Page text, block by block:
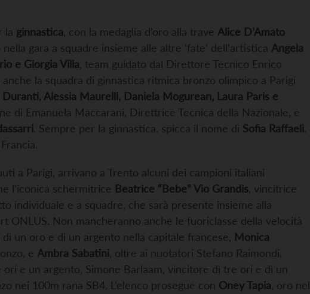
la ginnastica , con la medaglia d’oro alla trave Alice D’Amato
gara a squadre insieme alle altre ‘fate’ dell’artistica Angela
e Giorgia Villa , team guidato dal Direttore Tecnico Enrico
la squadra di ginnastica ritmica bronzo olimpico a Parigi
Alessia Maurelli, Daniela Mogurean, Laura Paris e
di Emanuela Maccarani, Direttrice Tecnica della Nazionale, e
. Sempre per la ginnastica, spicca il nome di Sofia Raffaeli
a Parigi, arrivano a Trento alcuni dei campioni italiani
l’iconica schermitrice Beatrice “Bebe” Vio Grandis , vincitrice
individuale e a squadre, che sarà presente insieme alla
ONLUS. Non mancheranno anche le fuoriclasse della velocità
di un oro e di un argento nella capitale francese, Monica
e Ambra Sabatini , oltre ai nuotatori Stefano Raimondi,
ori e un argento, Simone Barlaam, vincitore di tre ori e di un
nei 100m rana SB4. L’elenco prosegue con Oney Tapia , oro nel